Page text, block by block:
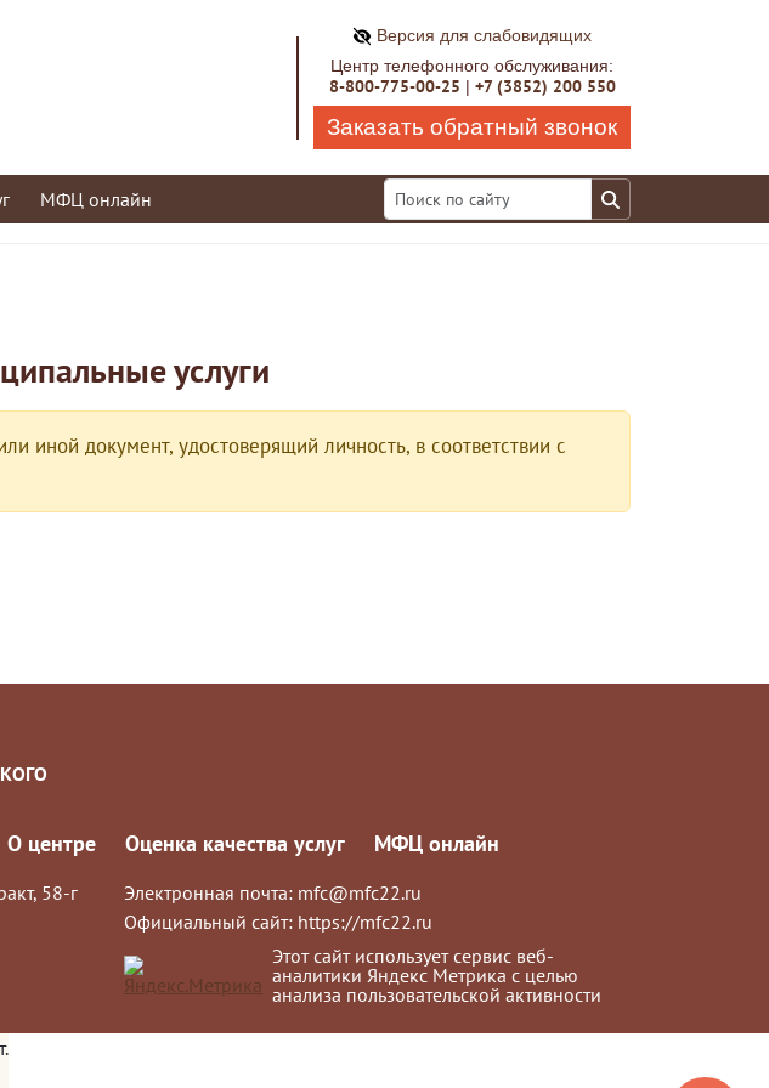
Версия для слабовидящих
Центр телефонного обслуживания:
8-800-775-00-25 | +7 (3852) 200 550
Заказать обратный звонок
МФЦ онлайн
услуги
иной документ, удостоверящий личность, в соответствии с
О центре Оценка качества услуг МФЦ онлайн
58-г
Электронная почта: mfc@mfc22.ru
Официальный сайт: https://mfc22.ru
Этот сайт использует сервис веб-
аналитики Яндекс Метрика с целью
анализа пользовательской активности